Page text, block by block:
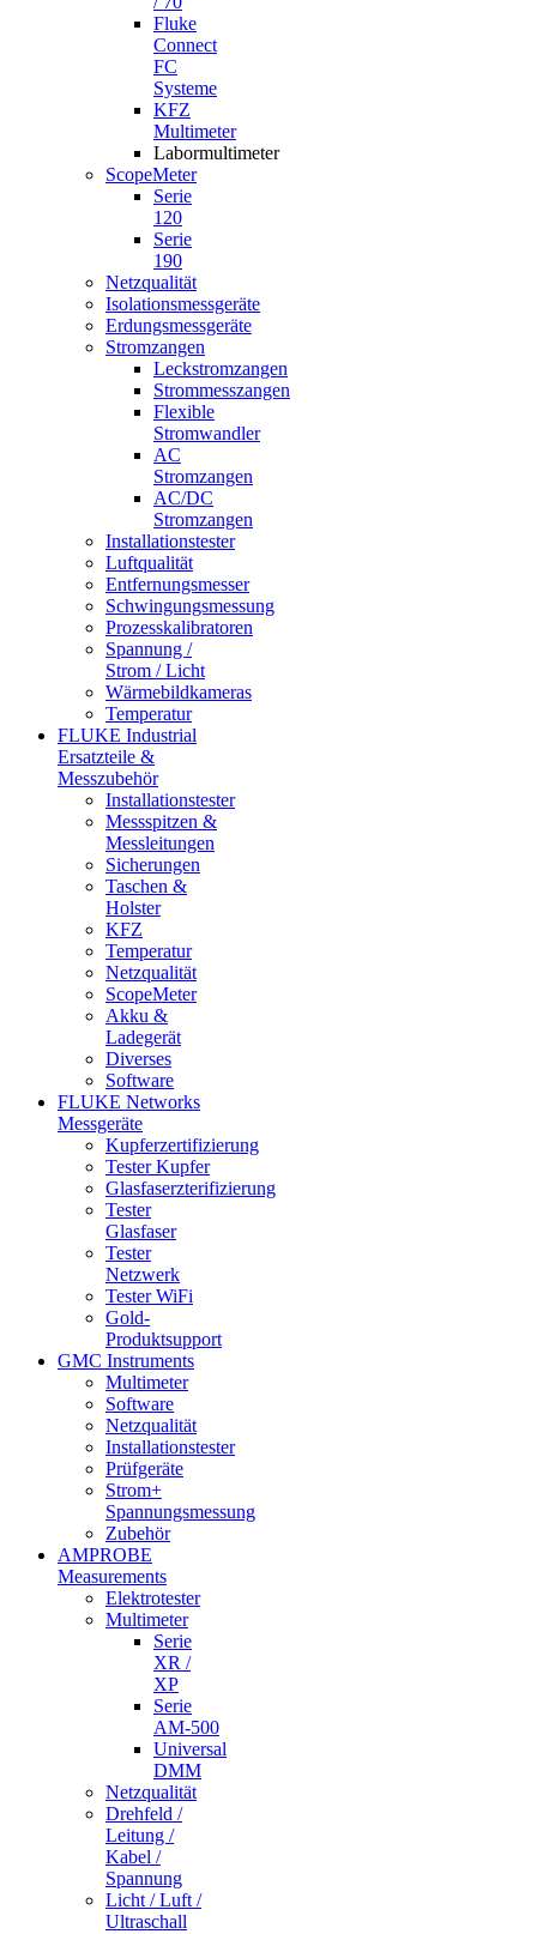
Fluke
Connect
FC
Systeme
KFZ
Multimeter
Labormultimeter
ScopeMeter
Serie
120
Serie
190
Netzqualität
Isolationsmessgeräte
Erdungsmessgeräte
Stromzangen
Leckstromzangen
Strommesszangen
Flexible
Stromwandler
AC
Stromzangen
AC/DC
Stromzangen
Installationstester
Luftqualität
Entfernungsmesser
Schwingungsmessung
Prozesskalibratoren
Spannung /
Strom / Licht
Wärmebildkameras
Temperatur
FLUKE Industrial
Ersatzteile &
Messzubehör
Installationstester
Messspitzen &
Messleitungen
Sicherungen
Taschen &
Holster
KFZ
Temperatur
Netzqualität
ScopeMeter
Akku &
Ladegerät
Diverses
Software
FLUKE Networks
Messgeräte
Kupferzertifizierung
Tester Kupfer
Glasfaserzterifizierung
Tester
Glasfaser
Tester
Netzwerk
Tester WiFi
Gold-
Produktsupport
GMC Instruments
Multimeter
Software
Netzqualität
Installationstester
Prüfgeräte
Strom+
Spannungsmessung
Zubehör
AMPROBE
Measurements
Elektrotester
Multimeter
Serie
XR /
XP
Serie
AM-500
Universal
DMM
Netzqualität
Drehfeld /
Leitung /
Kabel /
Spannung
Licht / Luft /
Ultraschall